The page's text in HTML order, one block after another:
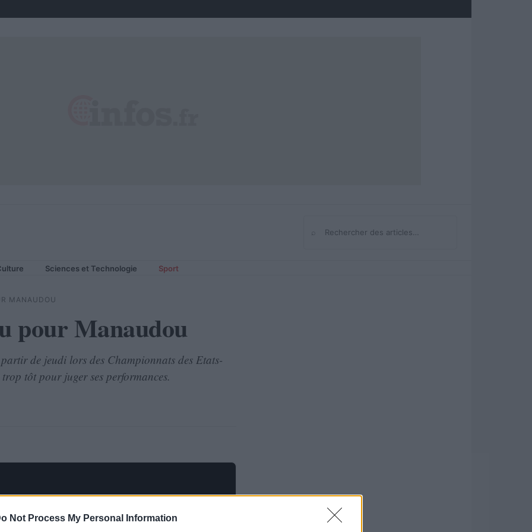
Not Process My Personal Information
Rechercher
Sciences et Technologie Sport
MANAUDOU
pour Manaudou
de jeudi lors des Championnats des Etats-
tôt pour juger ses performances.